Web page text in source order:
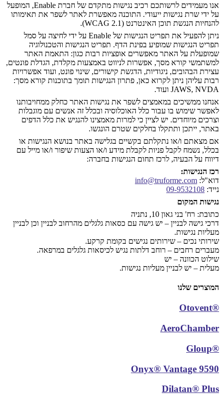
אנו מעמידים לרשותכם רכיב נגישות מתקדם של חברת Enable, המופעל
על ידי שרת נגישות ייעודי. התוכנה מאפשרת לאתר לשפר את תאימותו
להנחיות הנגשת תוכן האינטרנט (WCAG 2.1).
ניתן להפעיל את תפריט הנגישות של Enable על ידי לחיצה על סמל
תפריט הנגישות שמופיע בפינת הדף. תפריט הנגישות והטכנולוגיה
שמופעלת על האתר מאפשרים אופציות רבות כגון: התאמת האתר
למשתמשי קורא מסך, אפשרות לניווט באמצעות מקלדת, הגדלת פונטים,
עצירת הבהובים, ניגודיות, הדגשת קישורים, שינוי פונט, ועוד אפשרויות
רבות עליהן ניתן לקרוא כאן, פתרון הנגישות תומך בתוכנות קורא מסך:
JAWS, NVDA ועוד.
אנחנו ממשיכים במאמצים לשפר את נגישות האתר כחלק ממחויבותנו
לאפשר שימוש בו עבור כלל האוכלוסיה ובכלל זה אנשים עם מוגבלות
וצרכים מיוחדים. יש לציין כי למרות מאמצינו להנגיש את כלל הדפים
באתר, ייתכן ותתקלו בחלקים שטרם הונגשו.
אם מצאתם ו/או נתקלתם בקשיים בגלישה באתר בנושא הנגישות או
בכלל, נשמח לקבל פניות לקבלת מידע ו/או הצעות שיפור ו/או מייל עם
דיווח על הבעיה, לרכז תחום הנגישות בחברה:
רכז הנגישות:
דוא"ל: info@truforme.com
נייד: 09-9532108
נגישות המקום
כתובת: רח' בני גאון 10, נתניה
דרכי גישה לבניין – יש גישה עם כסאות גלגלים מהרחוב לבניין וכן לבניין
מעליות נגישות.
שירותי נכים – שירותים נגישים בקומת קרקע.
מעברים רחבים – רוחב דלתות נגיש לכיסאות גלגלים במרפאה.
שילוט הכוונה – יש
מעלית – יש לבניין מעליות נגישות.
המוצרים שלנו
®Otovent
AeroChamber
®Gloup
Onyx® Vantage 9590
Dilatan® Plus